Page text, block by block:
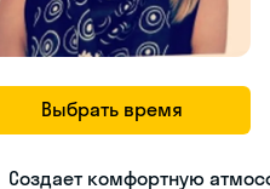
Выбрать время
Создает комфортную